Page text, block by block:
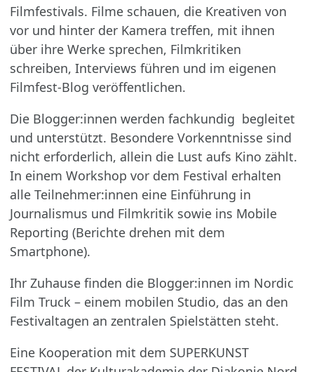
Filmfestivals. Filme schauen, die Kreativen von
vor und hinter der Kamera treffen, mit ihnen
über ihre Werke sprechen, Filmkritiken
schreiben, Interviews führen und im eigenen
Filmfest-Blog veröffentlichen.
Die Blogger:innen werden fachkundig begleitet
und unterstützt. Besondere Vorkenntnisse sind
nicht erforderlich, allein die Lust aufs Kino zählt.
In einem Workshop vor dem Festival erhalten
alle Teilnehmer:innen eine Einführung in
Journalismus und Filmkritik sowie ins Mobile
Reporting (Berichte drehen mit dem
Smartphone).
Ihr Zuhause finden die Blogger:innen im Nordic
Film Truck – einem mobilen Studio, das an den
Festivaltagen an zentralen Spielstätten steht.
Eine Kooperation mit dem SUPERKUNST